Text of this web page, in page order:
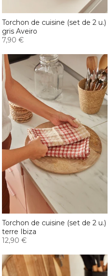
Torchon de cuisine (set de 2 u.)
gris Aveiro
7,90 €
Torchon de cuisine (set de 2 u.)
terre Ibiza
12,90 €